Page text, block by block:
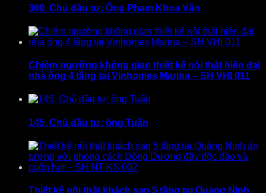
369. Chủ đầu tư: Ông Phạm Khoa Văn
Chiêm ngưỡng không gian thiết kế nội thất hiện đại
nhà ống 4 tầng tại Vinhomes Marina – SH VHI 011
145. Chủ đầu tư: ông Tuấn
Thiết kế nội thất khách sạn 5 tầng tại Quảng Ninh